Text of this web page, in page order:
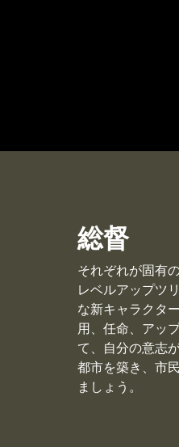
総督
それぞれが固有
レベルアップツ
な新キャラクタ
用、任命、アッ
て、自分の意志
都市を築き、市
ましょう。